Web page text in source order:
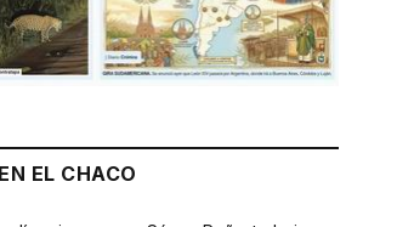
EN EL CHACO